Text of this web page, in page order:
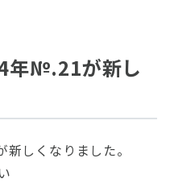
年№.21が新し
しくなりました。